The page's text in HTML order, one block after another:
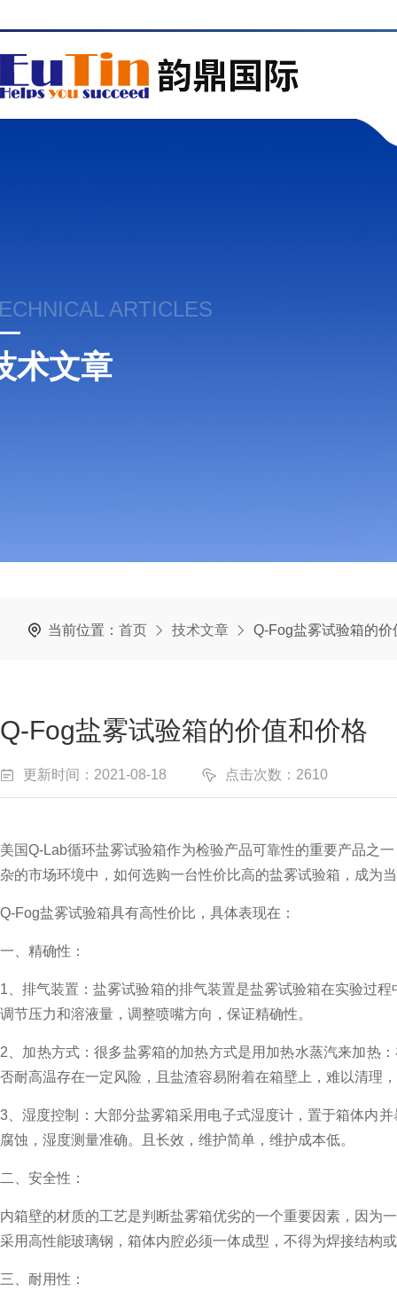
ARTICLES
术文章
当前位置： 首页 技术文章 Q-Fog盐雾试验箱的价
Q-Fog盐雾试验箱的价值和价格
更新时间：2021-08-18 点击次数：2610
美国Q-Lab循环盐雾试验箱作为检验产品可靠性的重要产品之
杂的市场环境中，如何选购一台性价比高的盐雾试验箱，成为
Q-Fog盐雾试验箱具有高性价比 ，具体表现在：
一、精确性：
1、排气装置：盐雾试验箱的排气装置是盐雾试验箱在实验过
调节压力和溶液量，调整喷嘴方向，保证精确性。
2、加热方式：很多盐雾箱的加热方式是用加热水蒸汽来加热
否耐高温存在一定风险，且盐渣容易附着在箱壁上，难以清理
3、湿度控制：大部分盐雾箱采用电子式湿度计，置于箱体内
腐蚀，湿度测量准确。且长效，维护简单，维护成本低。
二、安全性：
内箱壁的材质的工艺是判断盐雾箱优劣的一个重要因素，因为
采用高性能玻璃钢，箱体内腔必须一体成型，不得为焊接结构
三、耐用性：